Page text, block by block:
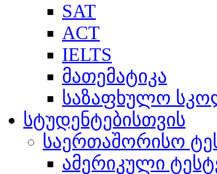
SAT
ACT
IELTS
მათემატიკა
საზაფხულო
სტუდენტებისთვის
საერთაშორისო
ამერიკული